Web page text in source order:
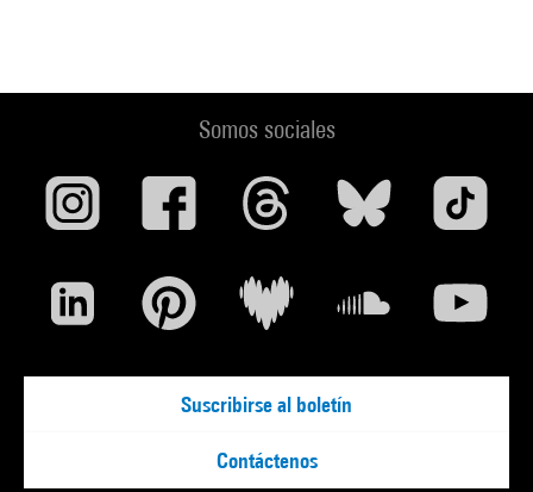
Somos sociales
Suscribirse al boletín
Contáctenos